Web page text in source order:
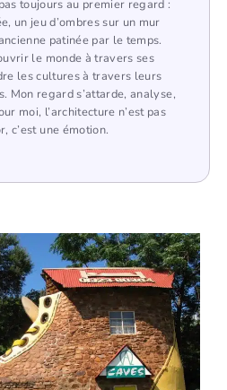
toujours au premier regard :
un jeu d’ombres sur un mur
patinée par le temps.
le monde à travers ses
les cultures à travers leurs
Mon regard s’attarde, analyse,
moi, l’architecture n’est pas
c’est une émotion.